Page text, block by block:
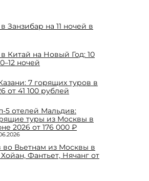
Занзибар на 11 ночей в
Китай на Новый Год: 10
ночей
7 горящих туров в
от 41 100 рублей
5 отелей Мальдив:
туры из Москвы в
2026 от 176 000 ₽
во Вьетнам из Москвы в
Фантьет, Нячанг от